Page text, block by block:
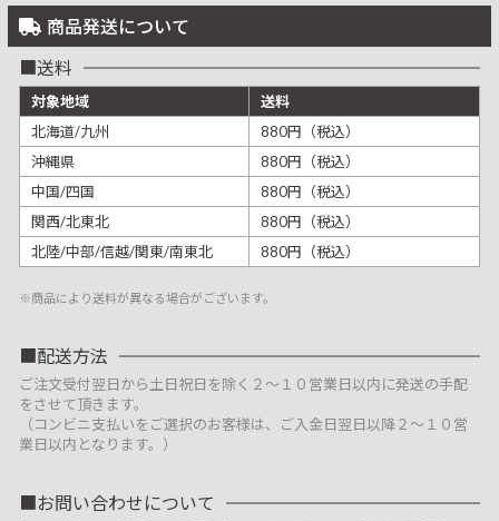
商品発送について
送料
対象地域
送料
北海道/九州
880円（税込）
沖縄県
880円（税込）
中国/四国
880円（税込）
関西/北東北
880円（税込）
北陸/中部/信越/関東/南東北
880円（税込）
※商品により送料が異なる場合がございます。
配送方法
ご注文受付翌日から土日祝日を除く２～１０営業日以内に発送の手配
をさせて頂きます。
（コンビニ支払いをご選択のお客様は、ご入金日翌日以降２～１０営
業日以内となります。）
お問い合わせについて